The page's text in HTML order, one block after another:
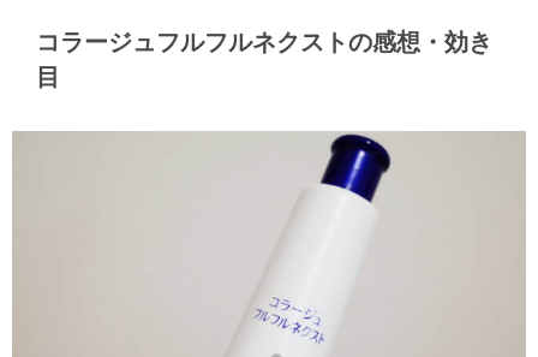
コラージュフルフルネクストの感想・効き
目